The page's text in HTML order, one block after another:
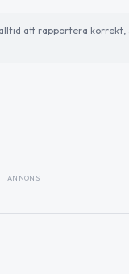
att rapportera korrekt,
ANNONS